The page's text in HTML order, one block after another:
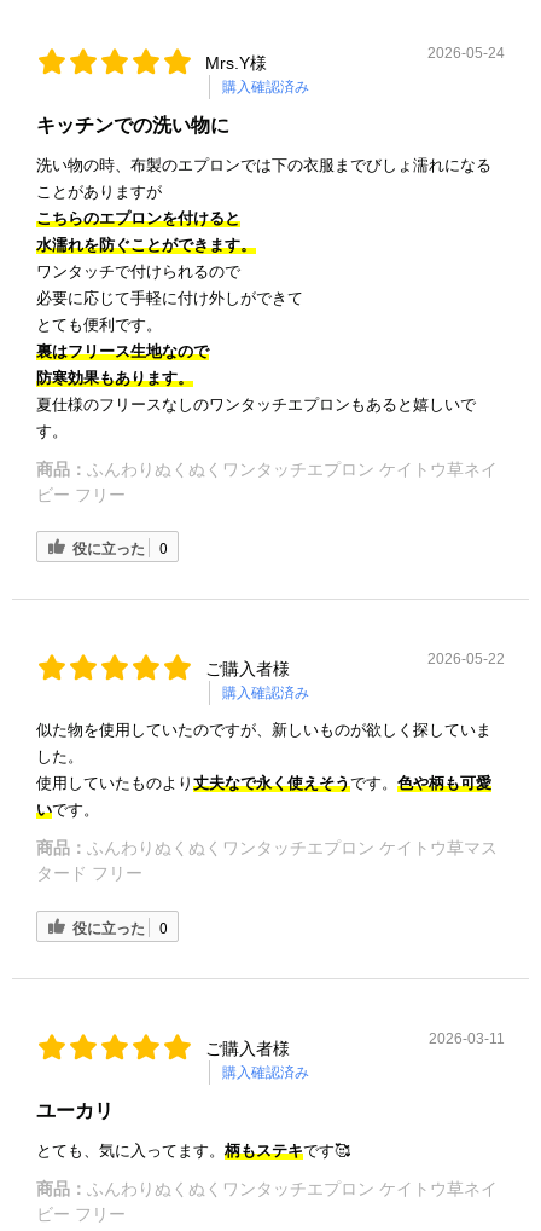
Mrs.Y様
購入確認済み
2026-05-24
キッチンでの洗い物に
洗い物の時、布製のエプロンでは下の衣服までびしょ濡れになる
ことがありますが
こちらのエプロンを付けると
水濡れを防ぐことができます。
ワンタッチで付けられるので
必要に応じて手軽に付け外しができて
とても便利です。
裏はフリース生地なので
防寒効果もあります。
夏仕様のフリースなしのワンタッチエプロンもあると嬉しいで
す。
商品： ふんわりぬくぬくワンタッチエプロン ケイトウ草ネイ
ビー フリー
役に立った 0
ご購入者様
購入確認済み
2026-05-22
似た物を使用していたのですが、新しいものが欲しく探していま
した。
使用していたものより 丈夫なで永く使えそうです。 色や柄も可愛
いです。
商品： ふんわりぬくぬくワンタッチエプロン ケイトウ草マス
タード フリー
役に立った 0
ご購入者様
購入確認済み
2026-03-11
ユーカリ
とても、気に入ってます。 柄もステキです🥰
商品： ふんわりぬくぬくワンタッチエプロン ケイトウ草ネイ
ビー フリー